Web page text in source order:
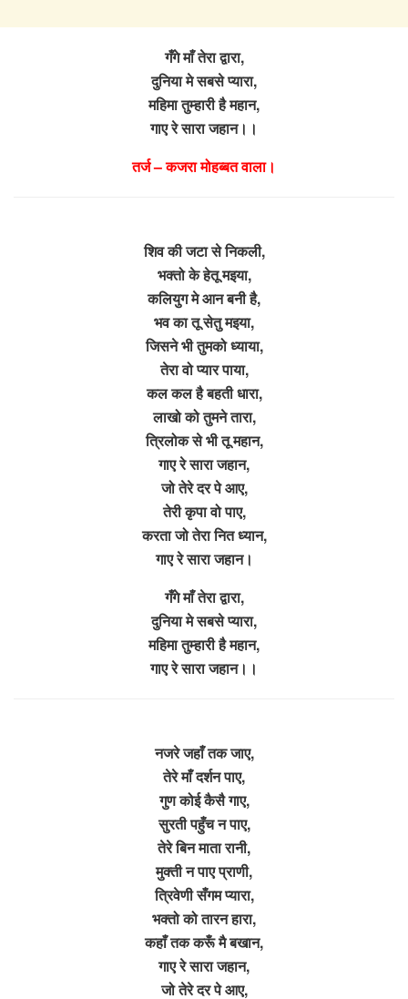
गँगे माँ तेरा द्वारा,
दुनिया मे सबसे प्यारा,
महिमा तुम्हारी है महान,
गाए रे सारा जहान।।
तर्ज – कजरा मोहब्बत वाला।
शिव की जटा से निकली,
भक्तो के हेतू मइया,
कलियुग मे आन बनी है,
भव का तू सेतु मइया,
जिसने भी तुमको ध्याया,
तेरा वो प्यार पाया,
कल कल है बहती धारा,
लाखो को तुमने तारा,
त्रिलोक से भी तू महान,
गाए रे सारा जहान,
जो तेरे दर पे आए,
तेरी कृपा वो पाए,
करता जो तेरा नित ध्यान,
गाए रे सारा जहान।
गँगे माँ तेरा द्वारा,
दुनिया मे सबसे प्यारा,
महिमा तुम्हारी है महान,
गाए रे सारा जहान।।
नजरे जहाँ तक जाए,
तेरे माँ दर्शन पाए,
गुण कोई कैसै गाए,
सुरती पहुँच न पाए,
तेरे बिन माता रानी,
मुक्ती न पाए प्राणी,
त्रिवेणी सँगम प्यारा,
भक्तो को तारन हारा,
कहाँ तक करूँ मै बखान,
गाए रे सारा जहान,
जो तेरे दर पे आए,